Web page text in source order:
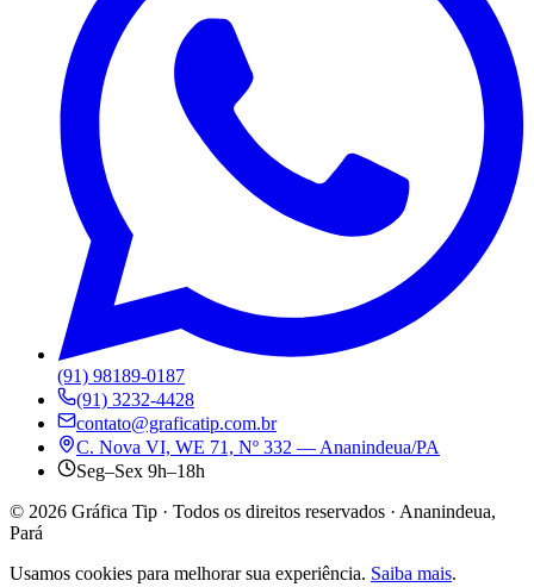
(91) 98189-0187
(91) 3232-4428
contato@graficatip.com.br
C. Nova VI, WE 71, Nº 332 — Ananindeua/PA
Seg–Sex 9h–18h
© 2026 Gráfica Tip · Todos os direitos reservados · Ananindeua,
Pará
Usamos cookies para melhorar sua experiência. Saiba mais.